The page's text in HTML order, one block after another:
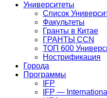
Университеты
Список
Факультеты
Гранты в Китае
ГРАНТЫ ССN
ТОП 600
Нострификация
Города
Программы
IFP
IFP —